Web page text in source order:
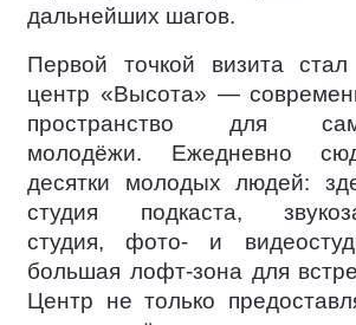
дальнейших шагов.
Первой точкой визита
центр «Высота» —
пространство для
молодёжи. Ежедневно
десятки молодых людей:
студия подкаста,
студия, фото- и
большая лофт-зона для
Центр не только